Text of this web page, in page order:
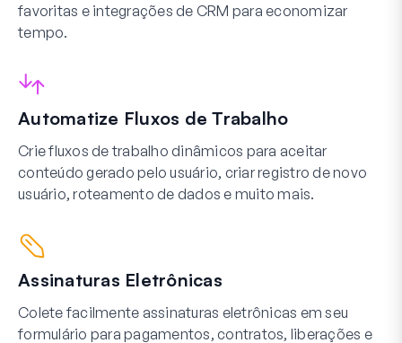
favoritas e integrações de CRM para economizar
tempo.
Automatize Fluxos de Trabalho
Crie fluxos de trabalho dinâmicos para aceitar
conteúdo gerado pelo usuário, criar registro de novo
usuário, roteamento de dados e muito mais.
Assinaturas Eletrônicas
Colete facilmente assinaturas eletrônicas em seu
formulário para pagamentos, contratos, liberações e